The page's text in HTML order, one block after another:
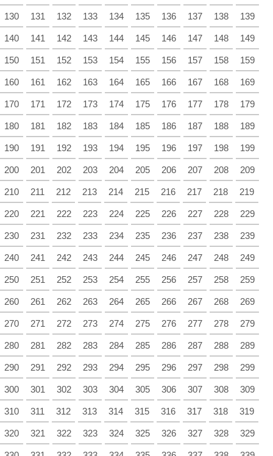
130 131 132 133 134 135 136 137 138 139
140 141 142 143 144 145 146 147 148 149
150 151 152 153 154 155 156 157 158 159
160 161 162 163 164 165 166 167 168 169
170 171 172 173 174 175 176 177 178 179
180 181 182 183 184 185 186 187 188 189
190 191 192 193 194 195 196 197 198 199
200 201 202 203 204 205 206 207 208 209
210 211 212 213 214 215 216 217 218 219
220 221 222 223 224 225 226 227 228 229
230 231 232 233 234 235 236 237 238 239
240 241 242 243 244 245 246 247 248 249
250 251 252 253 254 255 256 257 258 259
260 261 262 263 264 265 266 267 268 269
270 271 272 273 274 275 276 277 278 279
280 281 282 283 284 285 286 287 288 289
290 291 292 293 294 295 296 297 298 299
300 301 302 303 304 305 306 307 308 309
310 311 312 313 314 315 316 317 318 319
320 321 322 323 324 325 326 327 328 329